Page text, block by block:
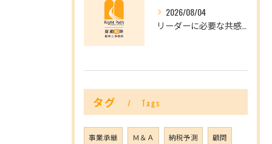
2026/08/04
タグ Tags
事業承継 Ｍ＆Ａ 納税予測 顧問